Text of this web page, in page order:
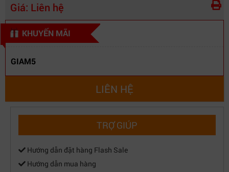
Giá: Liên hệ
KHUYẾN MÃI
GIAM5
LIÊN HỆ
TRỢ GIÚP
Hướng dẫn đặt hàng Flash Sale
Hướng dẫn mua hàng